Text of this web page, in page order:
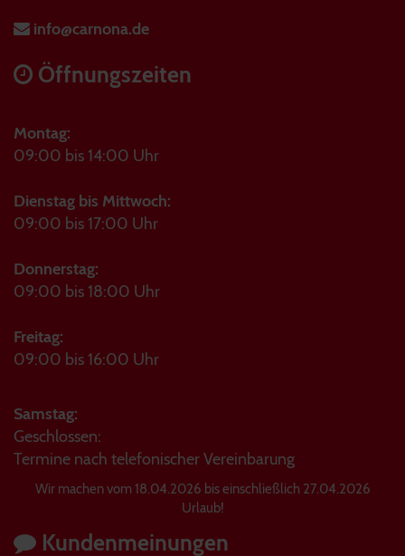
info@carnona.de
Öffnungszeiten
Montag:
09:00 bis 14:00 Uhr
Dienstag bis Mittwoch:
09:00 bis 17:00 Uhr
Donnerstag:
09:00 bis 18:00 Uhr
Freitag:
09:00 bis 16:00 Uhr
Samstag:
Geschlossen:
Termine nach telefonischer Vereinbarung
Wir machen vom 18.04.2026 bis einschließlich 27.04.2026
Urlaub!
Kundenmeinungen